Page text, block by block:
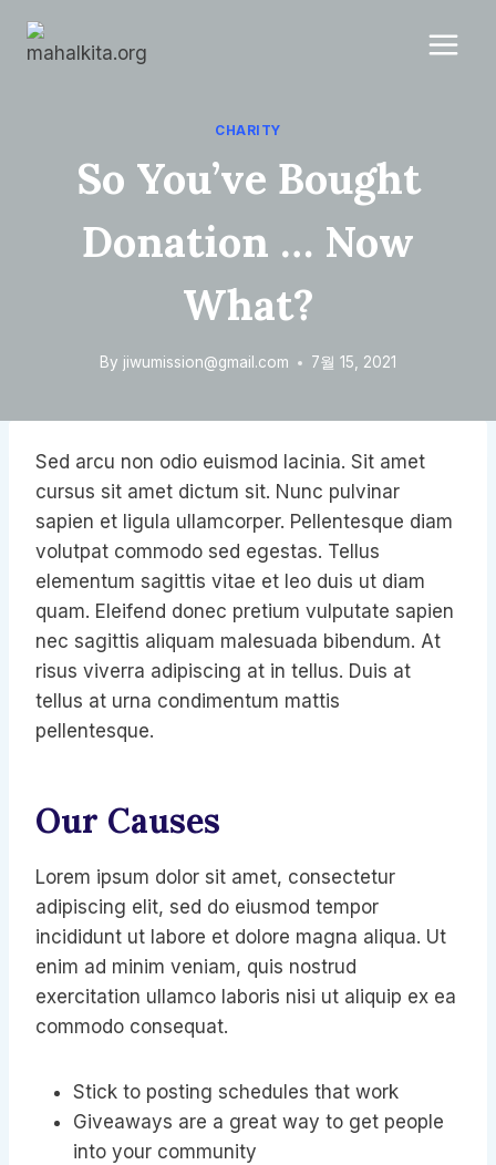
CHARITY
So You’ve Bought
Donation … Now
What?
By jiwumission@gmail.com 7월 15, 2021
Sed arcu non odio euismod lacinia. Sit amet
cursus sit amet dictum sit. Nunc pulvinar
sapien et ligula ullamcorper. Pellentesque diam
volutpat commodo sed egestas. Tellus
elementum sagittis vitae et leo duis ut diam
quam. Eleifend donec pretium vulputate sapien
nec sagittis aliquam malesuada bibendum. At
risus viverra adipiscing at in tellus. Duis at
tellus at urna condimentum mattis
pellentesque.
Our Causes
Lorem ipsum dolor sit amet, consectetur
adipiscing elit, sed do eiusmod tempor
incididunt ut labore et dolore magna aliqua. Ut
enim ad minim veniam, quis nostrud
exercitation ullamco laboris nisi ut aliquip ex ea
commodo consequat.
Stick to posting schedules that work
Giveaways are a great way to get people
into your community